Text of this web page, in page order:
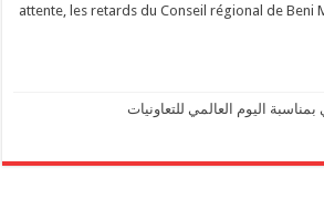
attente, les retards du Conseil régional de Beni
اليوم العالمي للتعاونيات